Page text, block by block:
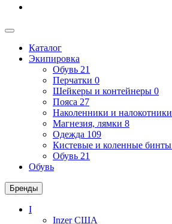
Каталог
Экипировка
Обувь 21
Перчатки 0
Шейкеры и контейнеры 0
Пояса 27
Наколенники и налокотники
Магнезия, лямки 8
Одежда 109
Кистевые и коленные бинты
Обувь 21
Обувь
Бренды
I
InzerСША